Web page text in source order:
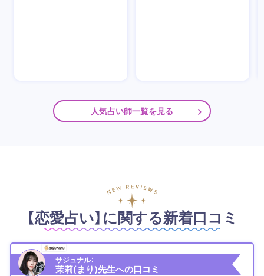
人気占い師一覧を見る
【恋愛占い】に関する新着口コミ
サジュナル：
茉莉(まり)先生への口コミ